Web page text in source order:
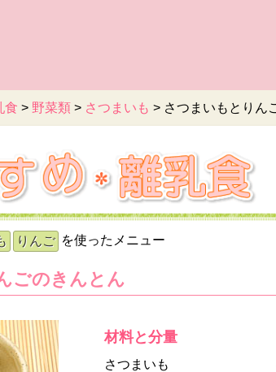
食 > 野菜類 > さつまいも > さつまいもとりん
りんご を使ったメニュー
ごのきんとん
材料と分量
さつまいも